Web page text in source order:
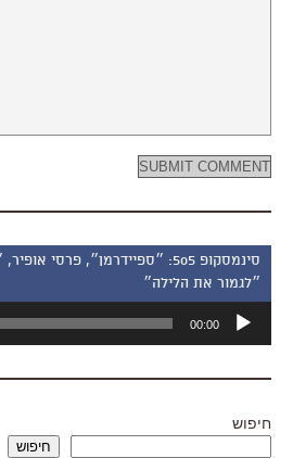
סינמסקופ 505: ״ספיידרמן״, פרסי
״לגמור את הלילה״
אודיו
00:00
חיפוש
חיפוש